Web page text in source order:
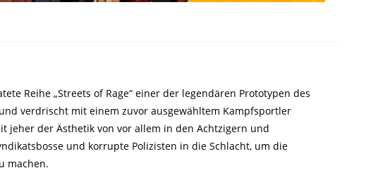
Reihe „Streets of Rage“ einer der legendären Prototypen des
verdrischt mit einem zuvor ausgewähltem Kampfsportler
jeher der Ästhetik von vor allem in den Achtzigern und
und korrupte Polizisten in die Schlacht, um die
machen.